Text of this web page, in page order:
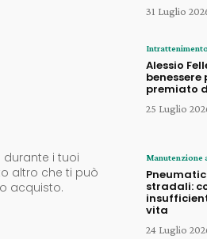
i tuoi
altro che ti può
acquisto.
31 Luglio
Intrattenimento
Alessio
premiato
25 Luglio
Manutenzione
stradali:
vita
24 Luglio